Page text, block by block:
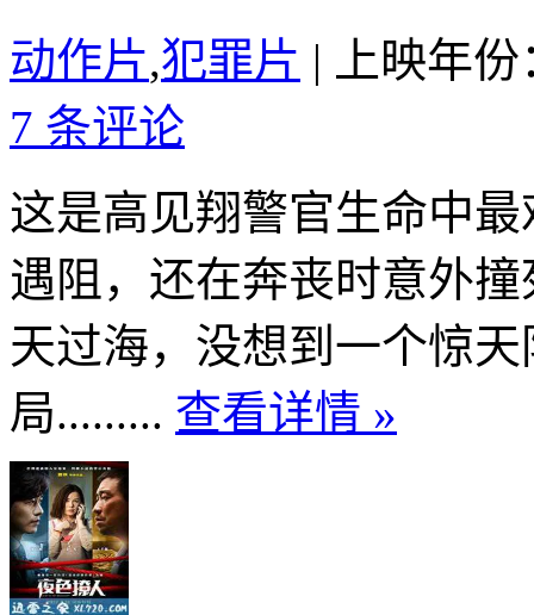
动作片,犯罪片 |
上映年
7 条评论
这是高见翔警官生命中
遇阻，还在奔丧时意外
天过海，没想到一个惊
局......... 查看详情 »